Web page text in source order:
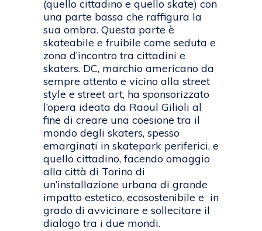
(quello cittadino e quello skate) con
una parte bassa che raffigura la
sua ombra. Questa parte è
skateabile e fruibile come seduta e
zona d’incontro tra cittadini e
skaters. DC, marchio americano da
sempre attento e vicino alla street
style e street art, ha sponsorizzato
l’opera ideata da Raoul Gilioli al
fine di creare una coesione tra il
mondo degli skaters, spesso
emarginati in skatepark periferici, e
quello cittadino, facendo omaggio
alla città di Torino di
un’installazione urbana di grande
impatto estetico, ecosostenibile e in
grado di avvicinare e sollecitare il
dialogo tra i due mondi.